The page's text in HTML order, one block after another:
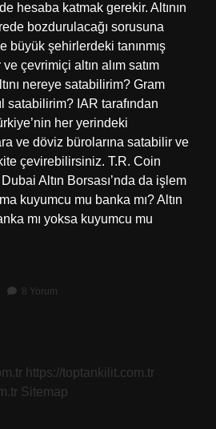
hesaba katmak gerekir. Altının
bozdurulacağı sorusuna
büyük şehirlerdeki tanınmış
çevrimiçi altın alım satım
nereye satabilirim? Gram
satabilirim? IAR tarafından
her yerindeki
ve döviz bürolarına satabilir ve
çevirebilirsiniz. T.R. Coin
Altın Borsası’nda da işlem
kuyumcu mu banka mı? Altın
mı yoksa kuyumcu mu
8 Yorum
https://toptankilit.com.tr
Sitemap